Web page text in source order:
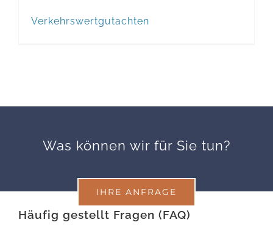
Verkehrswertgutachten
Was können wir für Sie tun?
IHRE ANFRAGE
Häufig gestellt Fragen (FAQ)